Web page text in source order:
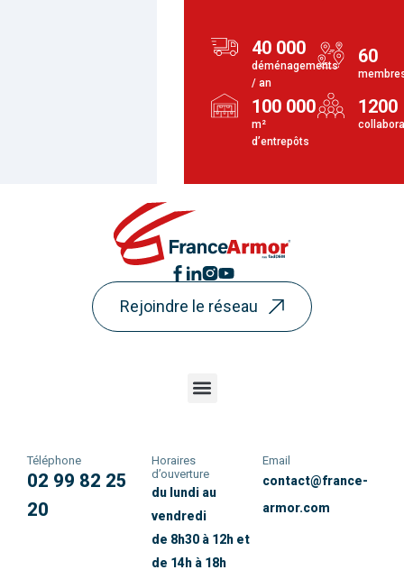
40 000
déménagements
/ an
60
100 000
m²
d’entrepôts
1200
Rejoindre le réseau
Téléphone
02 99 82 25
20
Horaires
d’ouverture
du lundi au
vendredi
de 8h30 à 12h et
de 14h à 18h
Email
contact@france-
armor.com